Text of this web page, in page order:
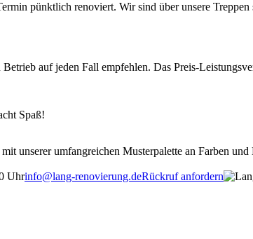
pünktlich renoviert. Wir sind über unsere
auf jeden Fall empfehlen. Das Preis-
Spaß!
unserer umfangreichen Musterpalette an Farben
Uhrinfo@lang-renovierung.deRückruf anfordern